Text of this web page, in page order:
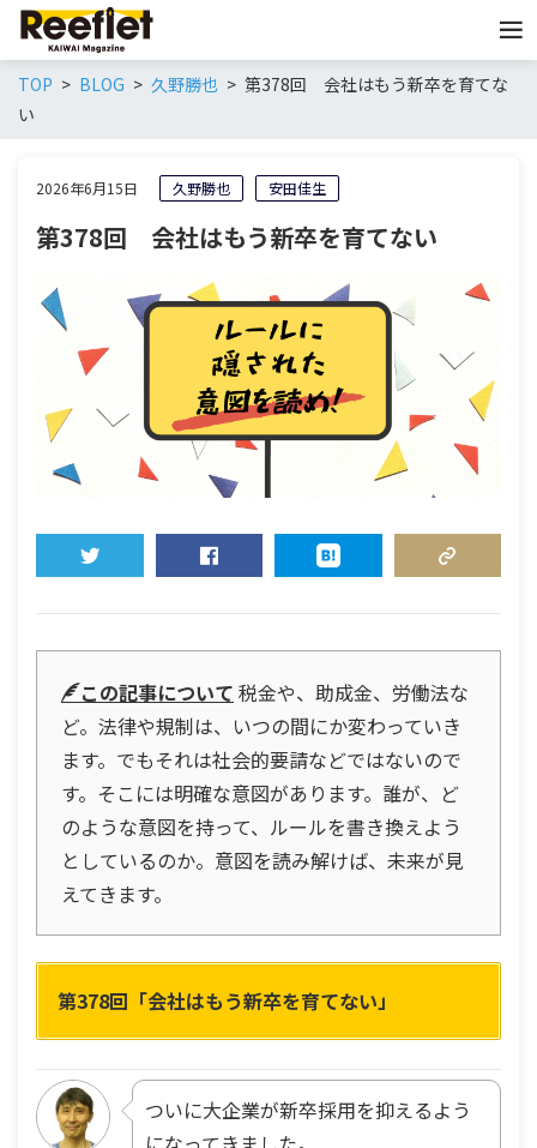
TOP BLOG 久野勝也
第378回 会社はもう新卒を育てな
い
2026年6月15日 久野勝也 安田佳生
第378回 会社はもう新卒を育てない
この記事について 税金や、助成金、労働法な
ど。法律や規制は、いつの間にか変わっていき
ます。でもそれは社会的要請などではないので
す。そこには明確な意図があります。誰が、ど
のような意図を持って、ルールを書き換えよう
としているのか。意図を読み解けば、未来が見
えてきます。
第378回「会社はもう新卒を育てない」
ついに大企業が新卒採用を抑えるよう